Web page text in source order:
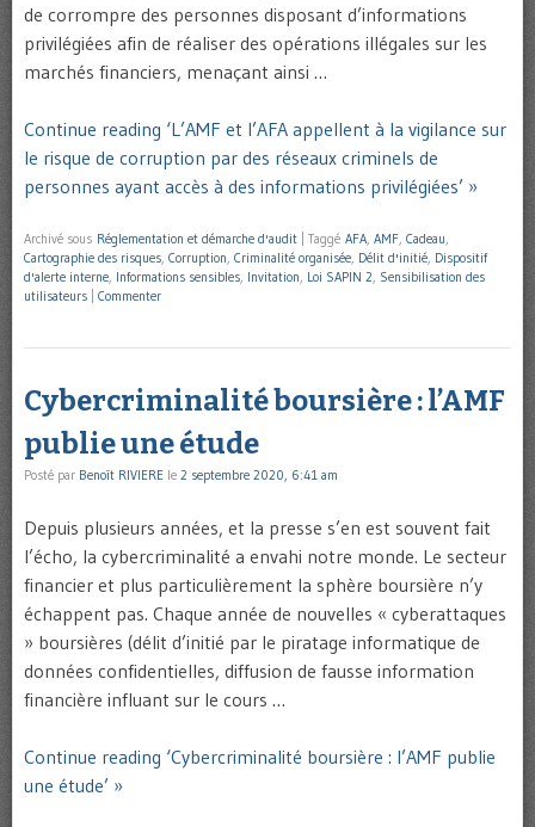
de corrompre des personnes disposant d’informations
privilégiées afin de réaliser des opérations illégales sur les
marchés financiers, menaçant ainsi …
Continue reading ‘L’AMF et l’AFA appellent à la vigilance sur
le risque de corruption par des réseaux criminels de
personnes ayant accès à des informations privilégiées’ »
Archivé sous Réglementation et démarche d'audit Taggé AFA, AMF, Cadeau,
Cartographie des risques, Corruption, Criminalité organisée, Délit d'initié, Dispositif
d'alerte interne, Informations sensibles, Invitation, Loi SAPIN 2, Sensibilisation des
utilisateurs
Commenter
Cybercriminalité boursière : l’AMF
publie une étude
Posté par Benoît RIVIERE le 2 septembre 2020, 6:41 am
Depuis plusieurs années, et la presse s’en est souvent fait
l’écho, la cybercriminalité a envahi notre monde. Le secteur
financier et plus particulièrement la sphère boursière n’y
échappent pas. Chaque année de nouvelles « cyberattaques
» boursières (délit d’initié par le piratage informatique de
données confidentielles, diffusion de fausse information
financière influant sur le cours …
Continue reading ‘Cybercriminalité boursière : l’AMF publie
une étude’ »